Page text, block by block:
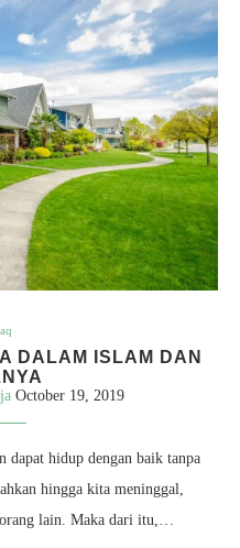
DALAM ISLAM DAN
October 19, 2019
dapat hidup dengan baik tanpa
hingga kita meninggal,
lain. Maka dari itu,…